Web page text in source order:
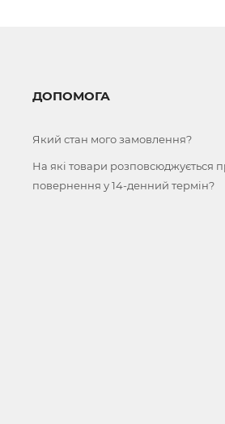
ДОПОМОГА
Який стан мого замовлення?
На які товари розповсюджується
повернення у 14-денний термін?